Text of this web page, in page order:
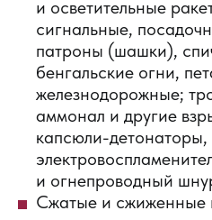
и осветительные
сигнальные,
патроны (шашки),
бенгальские огни,
железнодорожные;
аммонал и другие
капсюли-детонаторы,
и огнепроводный
Cжатые и сжиженные